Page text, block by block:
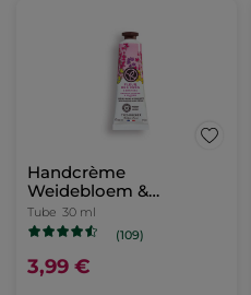
Handcrème
Weidebloem &
Heidekruid
Tube 30 ml
(109)
3,99 €